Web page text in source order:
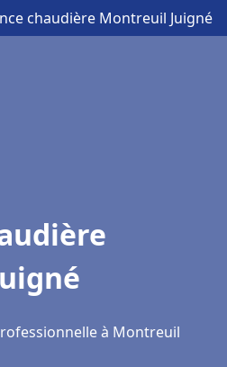
chaudière Montreuil Juigné
à Montreuil